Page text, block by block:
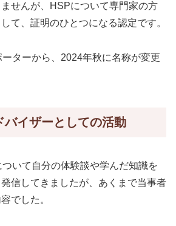
せんが、HSPについて専門家の方
て、証明のひとつになる認定です。
ーターから、2024年秋に名称が変更
バイザーとしての活動
いて自分の体験談や学んだ知識を
信してきましたが、あくまで当事者
でした。